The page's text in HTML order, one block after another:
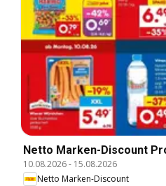
Netto Marken-Discount
10.08.2026- 15.08.2026
Netto Marken-Discount